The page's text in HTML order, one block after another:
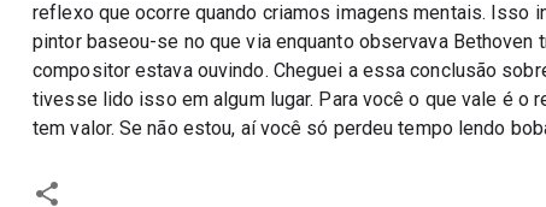
reflexo que ocorre quando criamos imagens mentais. Isso
pintor baseou-se no que via enquanto observava Bethoven
compositor estava ouvindo. Cheguei a essa conclusão
tivesse lido isso em algum lugar. Para você o que vale é o
tem valor. Se não estou, aí você só perdeu tempo lendo